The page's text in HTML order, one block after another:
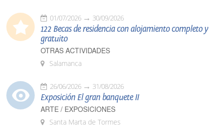
01/07/2026 30/09/2026
122 Becas de residencia con alojamiento completo y
gratuito
OTRAS ACTIVIDADES
Salamanca
26/06/2026 31/08/2026
Exposición El gran banquete II
ARTE / EXPOSICIONES
Santa Marta de Tormes